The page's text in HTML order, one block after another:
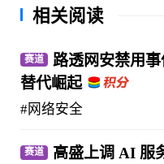
相关阅读
赛道
路透网安禁用
替代崛起
#网络安全
赛道 高盛上调 AI 服